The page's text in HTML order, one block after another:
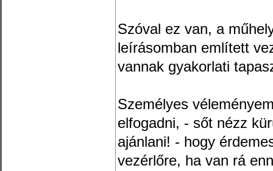
Szóval ez van, a
leírásomban említett
vannak gyakorlati
Személyes
elfogadni, - sőt nézz
ajánlani! - hogy
vezérlőre, ha van rá